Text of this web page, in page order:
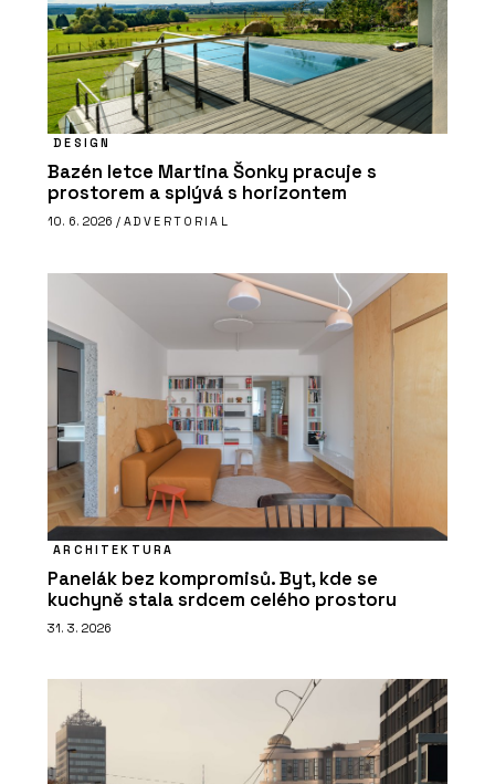
DESIGN
Bazén letce Martina Šonky pracuje s
prostorem a splývá s horizontem
10. 6. 2026 / ADVERTORIAL
ARCHITEKTURA
Panelák bez kompromisů. Byt, kde se
kuchyně stala srdcem celého prostoru
31. 3. 2026